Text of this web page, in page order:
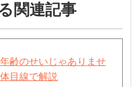
関連記事
齢のせいじゃありませ
目線で解説